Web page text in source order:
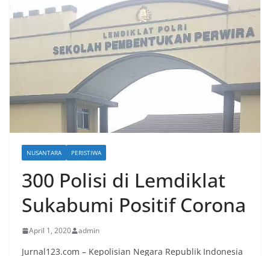
NUSANTARA PERISTIWA
300 Polisi di Lemdiklat
Sukabumi Positif Corona
April 1, 2020 admin
Jurnal123.com – Kepolisian Negara Republik Indonesia